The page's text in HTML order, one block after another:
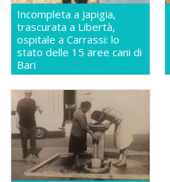
Incompleta a Japigia,
trascurata a Libertà,
ospitale a Carrassi: lo
stato delle 15 aree cani di
Bari